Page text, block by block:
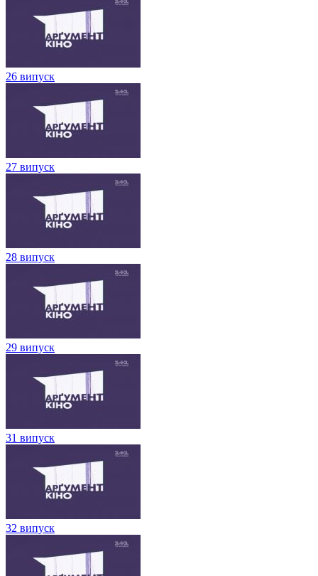
26 випуск
27 випуск
28 випуск
29 випуск
31 випуск
32 випуск